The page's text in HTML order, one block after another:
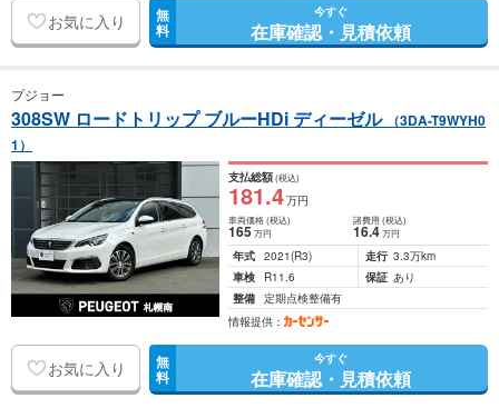
お気に入り 無
料
今すぐ
在庫確認・見積依頼
プジョー
308SW ロードトリップ ブルーHDi ディーゼル （3DA-T9WYH0
1）
支払総額(税込)
181.4万円
車両価格(税込)
165万円
諸費用 (税込)
16.4 万円
年式 2021(R3) 走行 3.3万km
車検
R11.6 保証 あり
整備 定期点検整備有
情報提供：
お気に入り 無
料
今すぐ
在庫確認・見積依頼